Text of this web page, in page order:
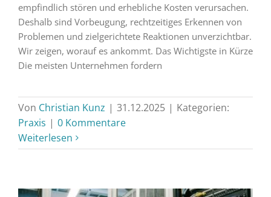
empfindlich stören und erhebliche Kosten verursachen.
Deshalb sind Vorbeugung, rechtzeitiges Erkennen von
Problemen und zielgerichtete Reaktionen unverzichtbar.
Wir zeigen, worauf es ankommt. Das Wichtigste in Kürze
Die meisten Unternehmen fordern
Von Christian Kunz | 31.12.2025 | Kategorien:
Praxis | 0 Kommentare
Weiterlesen